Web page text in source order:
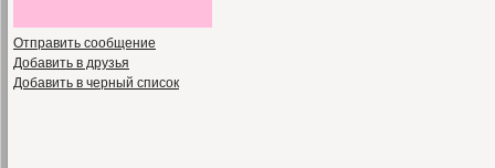
Отправить сообщение
Добавить в друзья
Добавить в черный список